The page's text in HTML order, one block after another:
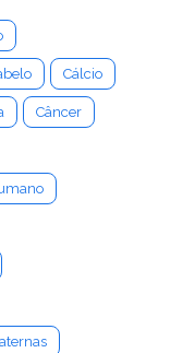
Cálcio
Câncer